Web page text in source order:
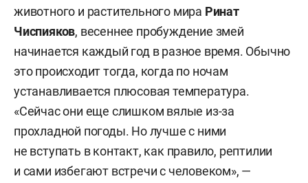
животного и растительного мира Ринат
Чиспияков, весеннее пробуждение змей
начинается каждый год в разное время. Обычно
это происходит тогда, когда по ночам
устанавливается плюсовая температура.
«Сейчас они еще слишком вялые из-за
прохладной погоды. Но лучше с ними
не вступать в контакт, как правило, рептилии
и сами избегают встречи с человеком», —